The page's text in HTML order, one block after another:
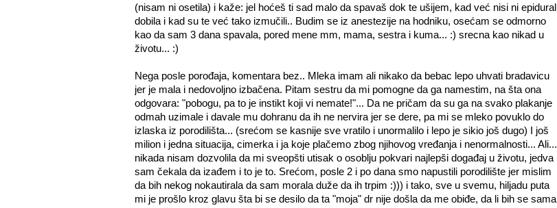
(nisam ni osetila) i kaže: jel hoćeš ti sad malo da spavaš dok te ušijem, kad već nisi ni epidural
dobila i kad su te već tako izmučili.. Budim se iz anestezije na hodniku, osećam se odmorno
kao da sam 3 dana spavala, pored mene mm, mama, sestra i kuma... :) srecna kao nikad u
životu... :)
Nega posle porođaja, komentara bez.. Mleka imam ali nikako da bebac lepo uhvati bradavicu
jer je mala i nedovoljno izbačena. Pitam sestru da mi pomogne da ga namestim, na šta ona
odgovara: "pobogu, pa to je instikt koji vi nemate!"... Da ne pričam da su ga na svako plakanje
odmah uzimale i davale mu dohranu da ih ne nervira jer se dere, pa mi se mleko povuklo do
izlaska iz porodilišta... (srećom se kasnije sve vratilo i unormalilo i lepo je sikio još dugo) I još
milion i jedna situacija, cimerka i ja koje plačemo zbog njihovog vređanja i nenormalnosti... Ali...
nikada nisam dozvolila da mi sveopšti utisak o osoblju pokvari najlepši događaj u životu, jedva
sam čekala da izađem i to je to. Srećom, posle 2 i po dana smo napustili porodilište jer mislim
da bih nekog nokautirala da sam morala duže da ih trpim :))) i tako, sve u svemu, hiljadu puta
mi je prošlo kroz glavu šta bi se desilo da ta "moja" dr nije došla da me obiđe, da li bih se sama